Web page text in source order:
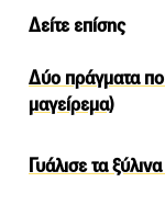
Δείτε επίσης
Δύο πράγματα
μαγείρεμα)
Γυάλισε τα